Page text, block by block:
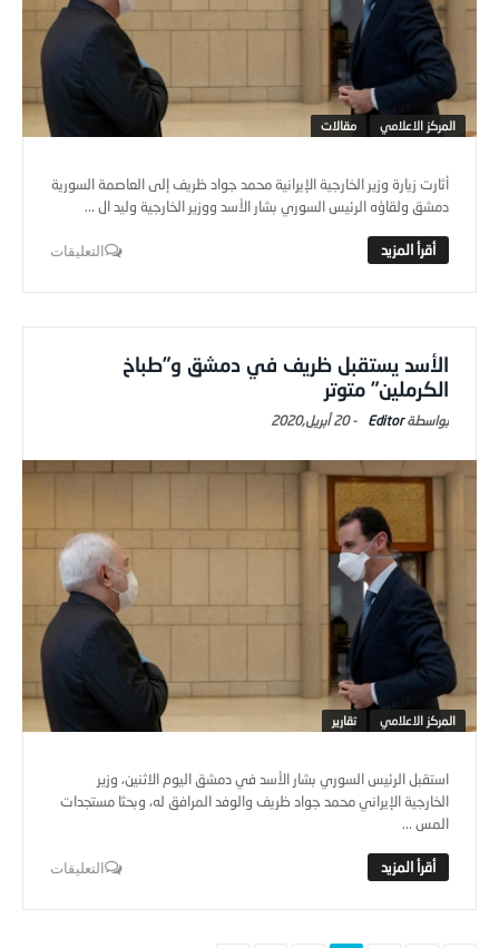
المركز الاعلامي مقالات
أثارت زيارة وزير الخارجية الإيرانية محمد جواد ظريف إلى العاصمة السورية
دمشق ولقاؤه الرئيس السوري بشار الأسد ووزير الخارجية وليد ال ...
التعليقات
الأسد يستقبل ظريف في دمشق و”طباخ
الكرملين” متوتر
Editor
-20 أبريل,2020
المركز الاعلامي تقارير
استقبل الرئيس السوري بشار الأسد في دمشق اليوم الاثنين، وزير
الخارجية الإيراني محمد جواد ظريف والوفد المرافق له، وبحثا مستجدات
المس ...
التعليقات